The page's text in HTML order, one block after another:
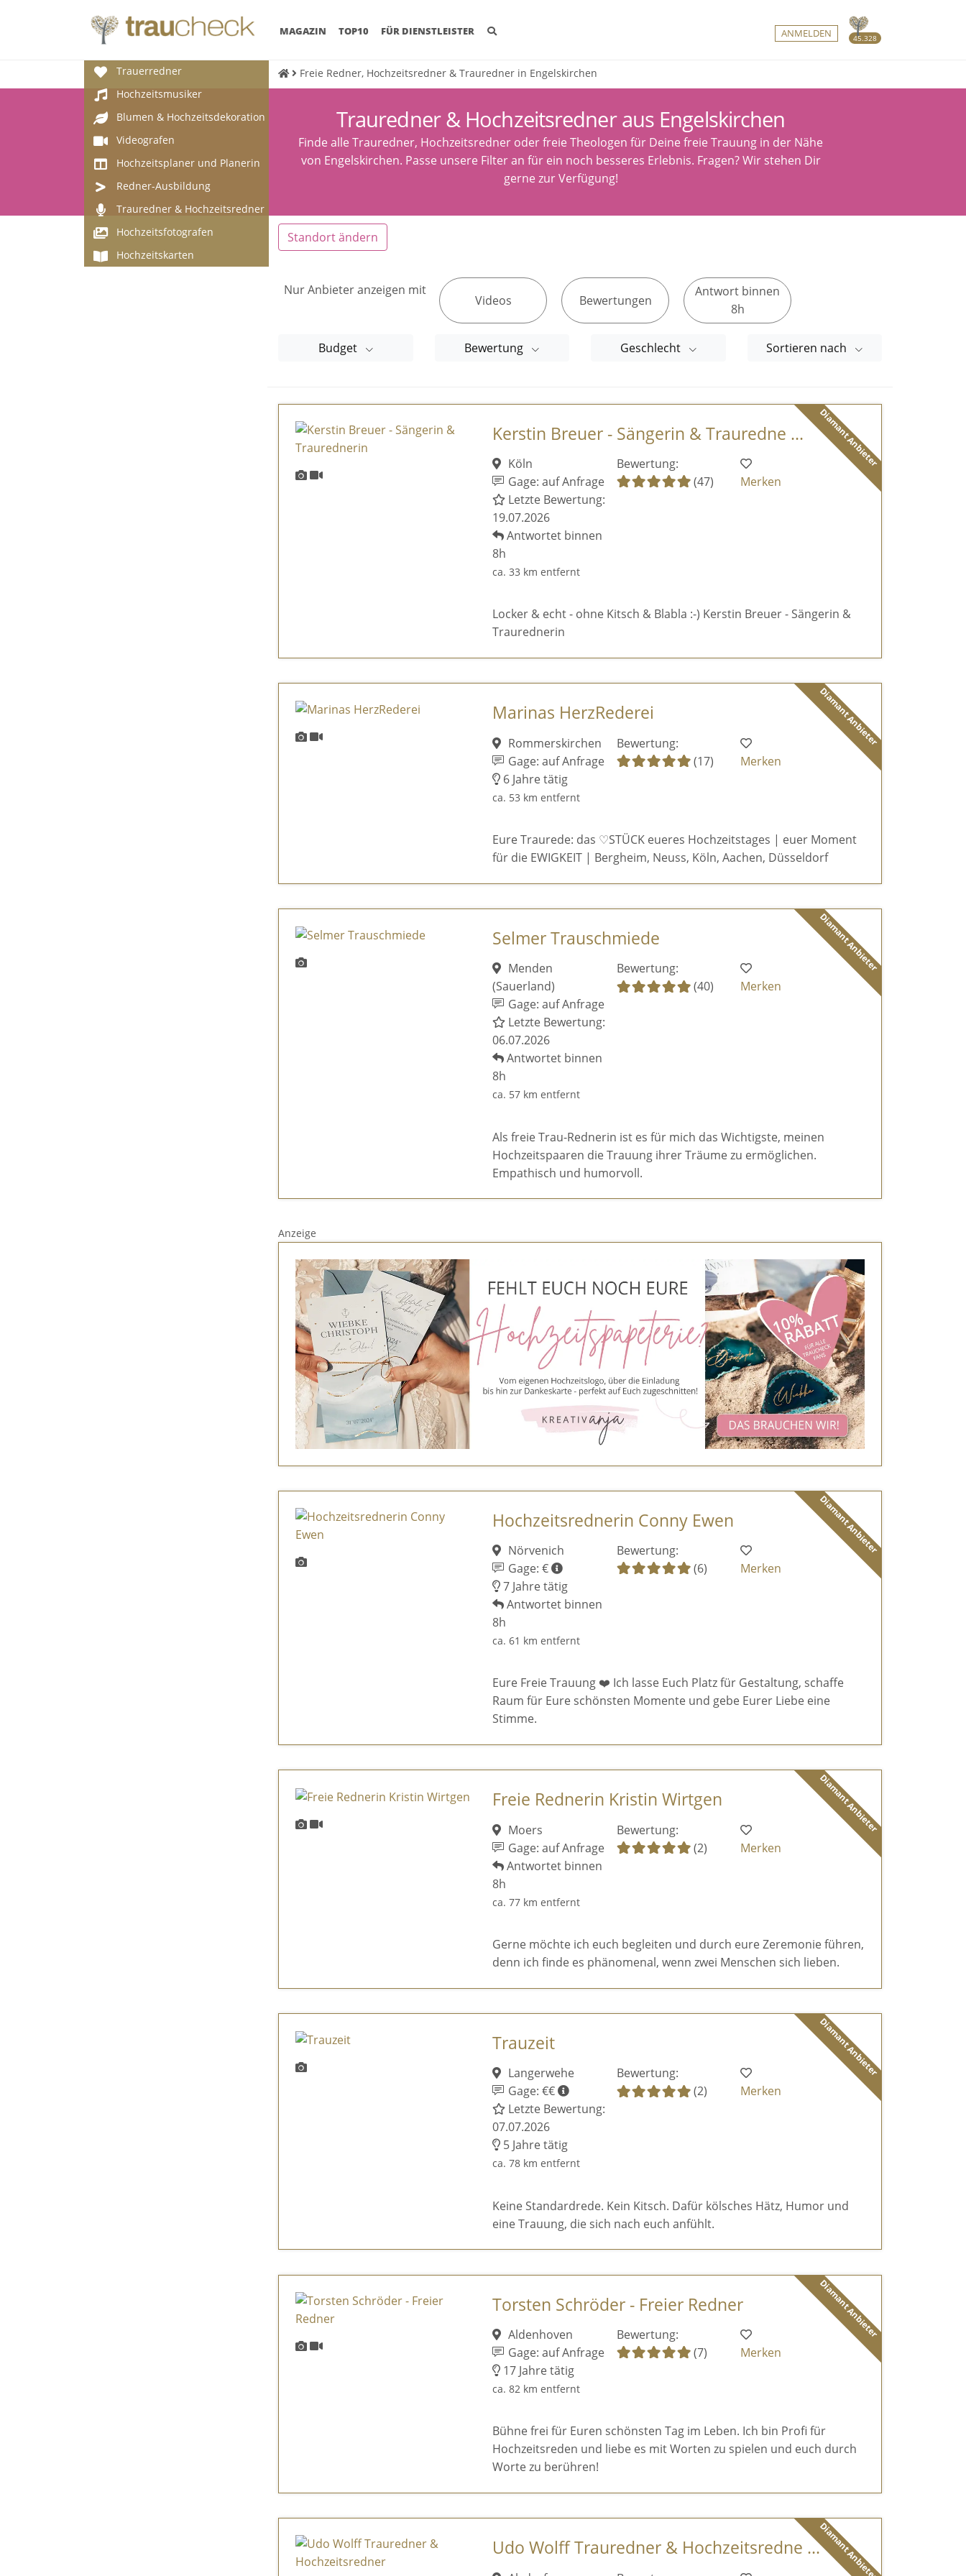
45.328
MAGAZIN (CURRENT)
TOP10 FÜR DIENSTLEISTER ANMELDEN
Trauerredner
Hochzeitsmusiker
Blumen & Hochzeitsdekoration
Videografen
Hochzeitsplaner und Planerin
Redner-Ausbildung
Trauredner & Hochzeitsredner
Hochzeitsfotografen
Hochzeitskarten
Freie Redner, Hochzeitsredner & Trauredner in Engelskirchen
Trauredner & Hochzeitsredner aus Engelskirchen
Finde alle Trauredner, Hochzeitsredner oder freie Theologen für Deine freie Trauung in der Nähe
von Engelskirchen. Passe unsere Filter an für ein noch besseres Erlebnis. Fragen? Wir stehen Dir
gerne zur Verfügung!
Standort ändern
Nur Anbieter anzeigen mit
Videos Bewertungen
Antwort binnen
8h
Budget Bewertung Geschlecht Sortieren nach
Diamant Anbieter
Kerstin Breuer - Sängerin & Trauredne ...
Köln
Gage: auf Anfrage
Letzte Bewertung:
19.07.2026
Antwortet binnen
8h
ca. 33 km entfernt
Bewertung:
(47)
Merken
Locker & echt - ohne Kitsch & Blabla :-) Kerstin Breuer - Sängerin &
Traurednerin
Diamant Anbieter
Marinas HerzRederei
Rommerskirchen
Gage: auf Anfrage
6 Jahre tätig
ca. 53 km entfernt
Bewertung:
(17)
Merken
Eure Traurede: das ♡STÜCK eueres Hochzeitstages | euer Moment
für die EWIGKEIT | Bergheim, Neuss, Köln, Aachen, Düsseldorf
Diamant Anbieter
Selmer Trauschmiede
Menden
(Sauerland)
Gage: auf Anfrage
Letzte Bewertung:
06.07.2026
Antwortet binnen
8h
ca. 57 km entfernt
Bewertung:
(40)
Merken
Als freie Trau-Rednerin ist es für mich das Wichtigste, meinen
Hochzeitspaaren die Trauung ihrer Träume zu ermöglichen.
Empathisch und humorvoll.
Anzeige
Diamant Anbieter
Hochzeitsrednerin Conny Ewen
Nörvenich
Gage: €
7 Jahre tätig
Antwortet binnen
8h
ca. 61 km entfernt
Bewertung:
(6)
Merken
Eure Freie Trauung ❤️ Ich lasse Euch Platz für Gestaltung, schaffe
Raum für Eure schönsten Momente und gebe Eurer Liebe eine
Stimme.
Diamant Anbieter
Freie Rednerin Kristin Wirtgen
Moers
Gage: auf Anfrage
Antwortet binnen
8h
ca. 77 km entfernt
Bewertung:
(2)
Merken
Gerne möchte ich euch begleiten und durch eure Zeremonie führen,
denn ich finde es phänomenal, wenn zwei Menschen sich lieben.
Diamant Anbieter
Trauzeit
Langerwehe
Gage: €€
Letzte Bewertung:
07.07.2026
5 Jahre tätig
ca. 78 km entfernt
Bewertung:
(2)
Merken
Keine Standardrede. Kein Kitsch. Dafür kölsches Hätz, Humor und
eine Trauung, die sich nach euch anfühlt.
Diamant Anbieter
Torsten Schröder - Freier Redner
Aldenhoven
Gage: auf Anfrage
17 Jahre tätig
ca. 82 km entfernt
Bewertung:
(7)
Merken
Bühne frei für Euren schönsten Tag im Leben. Ich bin Profi für
Hochzeitsreden und liebe es mit Worten zu spielen und euch durch
Worte zu berühren!
Diamant Anbieter
Udo Wolff Trauredner & Hochzeitsredne ...